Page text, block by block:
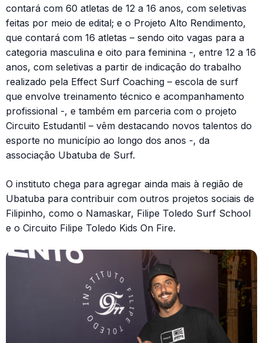
contará com 60 atletas de 12 a 16 anos, com seletivas
feitas por meio de edital; e o Projeto Alto Rendimento,
que contará com 16 atletas – sendo oito vagas para a
categoria masculina e oito para feminina -, entre 12 a 16
anos, com seletivas a partir de indicação do trabalho
realizado pela Effect Surf Coaching – escola de surf
que envolve treinamento técnico e acompanhamento
profissional -, e também em parceria com o projeto
Circuito Estudantil – vêm destacando novos talentos do
esporte no município ao longo dos anos -, da
associação Ubatuba de Surf.
O instituto chega para agregar ainda mais à região de
Ubatuba para contribuir com outros projetos sociais de
Filipinho, como o Namaskar, Filipe Toledo Surf School
e o Circuito Filipe Toledo Kids On Fire.